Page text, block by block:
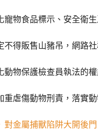
寵物食品標示、安全衛
不得販售山豬吊，網路
動物保護檢查員執法的
重虐傷動物刑責，落實動
對金屬捕獸陷阱大開後